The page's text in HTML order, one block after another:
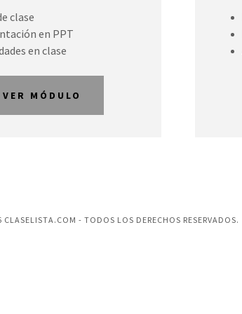
clase
en PPT
en clase
VER MÓDULO
- TODOS LOS DERECHOS RESERVADOS.